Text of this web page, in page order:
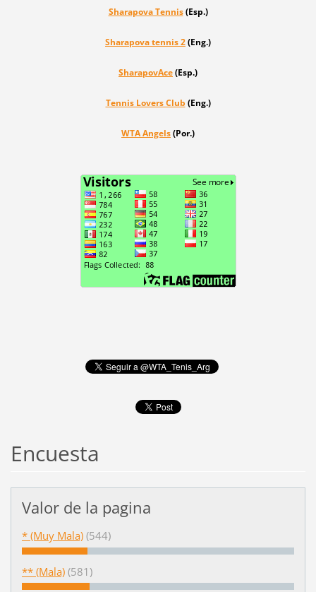
Sharapova Tennis(Esp.)
Sharapova tennis 2(Eng.)
SharapovAce(Esp.)
Tennis Lovers Club (Eng.)
WTA Angels(Por.)
Encuesta
Valor de la pagina
* (Muy Mala) (544)
** (Mala) (581)